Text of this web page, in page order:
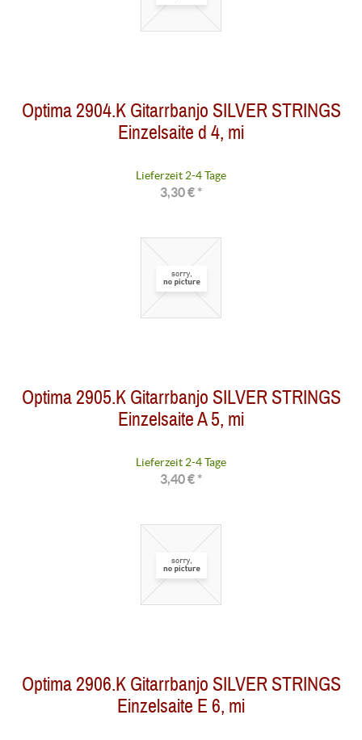
Optima 2904.K Gitarrbanjo SILVER STRINGS
Einzelsaite d 4, mi
Lieferzeit 2-4 Tage
3,30 € *
Optima 2905.K Gitarrbanjo SILVER STRINGS
Einzelsaite A 5, mi
Lieferzeit 2-4 Tage
3,40 € *
Optima 2906.K Gitarrbanjo SILVER STRINGS
Einzelsaite E 6, mi